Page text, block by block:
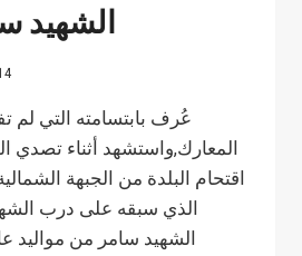
الشهيد
عُرف بابتسامته التي لم
المعارك,واستشهد أثناء تصدي
اقتحام البلدة من الجبهة
الذي سبقه على درب